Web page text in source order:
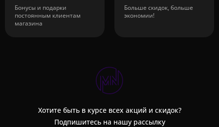
Бонусы и подарки
постоянным клиентам
магазина
Больше скидок, больше
экономии!
Хотите быть в курсе всех акций и скидок?
Подпишитесь на нашу рассылку